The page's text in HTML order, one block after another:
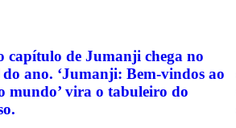
capítulo de Jumanji chega no
ano. ‘Jumanji: Bem-vindos ao
mundo’ vira o tabuleiro do